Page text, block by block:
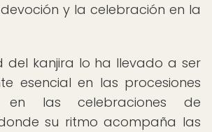
y la celebración en la
del kanjira lo ha llevado a ser
esencial en las procesiones
en las celebraciones de
su ritmo acompaña las